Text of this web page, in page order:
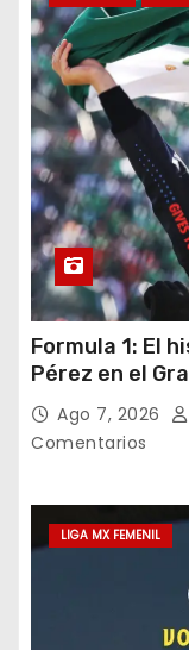
Formula 1: El
Pérez en el
Ago 7, 2026
Comentarios
LIGA MX FEMENIL